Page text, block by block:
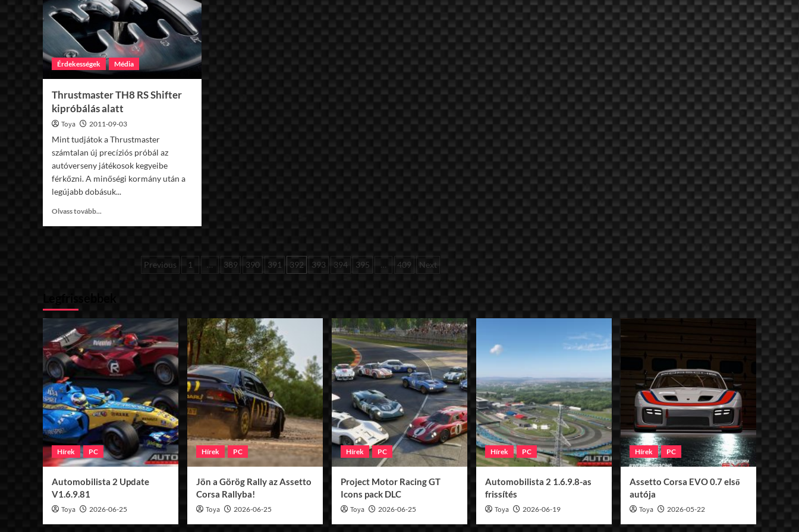
kezdete!
Érdekességek Média
Thrustmaster TH8 RS Shifter
kipróbálás alatt
Toya 2011-09-03
Mint tudjátok a Thrustmaster
számtalan új precíziós próbál az
autóverseny játékosok kegyeibe
férkőzni. A minőségi kormány után a
legújabb dobásuk...
Olvass tovább...
Bejegyzések
Previous 1 … 389 390 391 392 393 394 395 … 409 Next
Legfrissebbek
Hírek PC
Automobilista 2 Update
V1.6.9.81
Toya 2026-06-25
Hírek PC
Jön a Görög Rally az Assetto
Corsa Rallyba!
Toya 2026-06-25
Hírek PC
Project Motor Racing GT
Icons pack DLC
Toya 2026-06-25
Hírek PC
Automobilista 2 1.6.9.8-as
frissítés
Toya 2026-06-19
Hírek PC
Assetto Corsa EVO 0.7 első
autója
Toya 2026-05-22